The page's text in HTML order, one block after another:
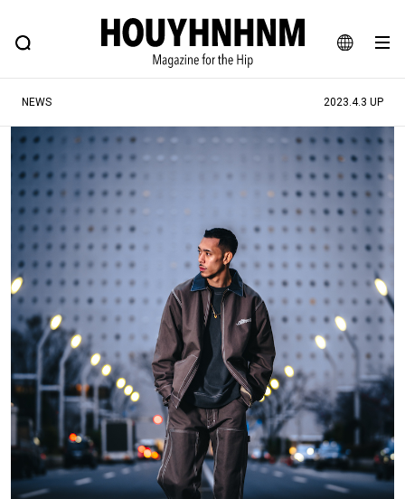
JA
EN
FEATURE BLOG SNAP
ヒップなファッション、カルチャー、ライフスタイルWEBマガジン
#注目のタグ
#SHOPPING ADDICT #憧れの逸品
#ESSENTIAL DESIGNS #古着サミット
#NEW VINTAGE #マイナーグッド図鑑
#路地裏てぃーん。 #MONTHLY JOURNAL
#GH 銘品の所以 #フイナムのYouTube
#Commune H #FOCUS IT #AH.H
#ととけん #FASHION #MUSIC #MOVIE
#LIFESTYLE #SNEAKER #OUTDOOR
#SPORTS #HANDSOME HANDBOOK
NEWS 2023.4.3 UP